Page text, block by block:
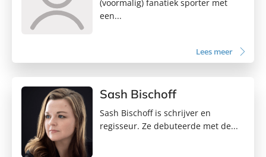
(voormalig) fanatiek sporter met
een...
Lees meer
Sash Bischoff
Sash Bischoff is schrijver en
regisseur. Ze debuteerde met de...